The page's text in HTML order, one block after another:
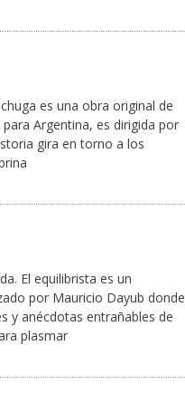
es una obra original de
Argentina, es dirigida por
gira en torno a los
El equilibrista es un
por Mauricio Dayub donde
y anécdotas entrañables de
plasmar